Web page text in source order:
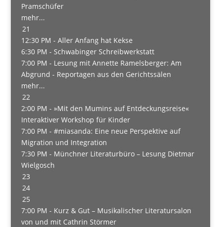
Pramschüfer
mehr...
21
12:30 PM - Aller Anfang hat Kekse
6:30 PM - Schwabinger Schreibwerkstatt
7:00 PM - Lesung mit Annette Ramelsberger: Am
Abgrund - Reportagen aus den Gerichtssälen
mehr...
22
2:00 PM - »Mit den Mumins auf Entdeckungsreise«
Interaktiver Workshop für Kinder
7:00 PM - #miasanda: Eine neue Perspektive auf
Migration und Integration
7:30 PM - Münchner Literaturbüro – Lesung Dietmar
Wielgosch
23
24
25
7:00 PM - Kurz & Gut – Musikalischer Literatursalon
von und mit Cathrin Störmer